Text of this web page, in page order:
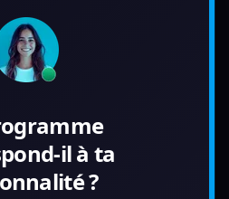
il à ta
?